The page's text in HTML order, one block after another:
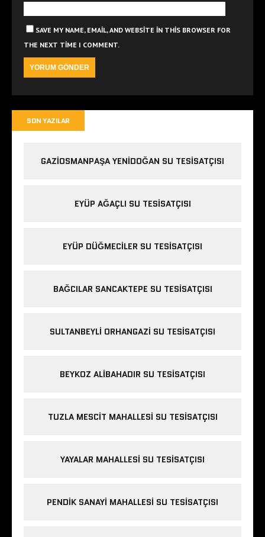
SAVE MY NAME, EMAIL, AND WEBSITE IN THIS BROWSER FOR
THE NEXT TIME I COMMENT.
SON YAZILAR
GAZIOSMANPAŞA YENIDOĞAN SU TESISATÇISI
EYÜP AĞAÇLI SU TESISATÇISI
EYÜP DÜĞMECILER SU TESISATÇISI
BAĞCILAR SANCAKTEPE SU TESISATÇISI
SULTANBEYLI ORHANGAZI SU TESISATÇISI
BEYKOZ ALIBAHADIR SU TESISATÇISI
TUZLA MESCIT MAHALLESI SU TESISATÇISI
YAYALAR MAHALLESI SU TESISATÇISI
PENDIK SANAYI MAHALLESI SU TESISATÇISI